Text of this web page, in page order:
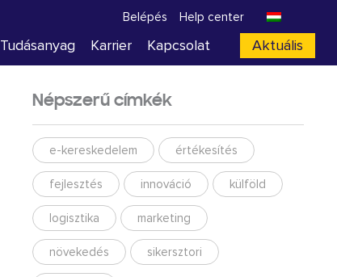
Belépés Help center
Tudásanyag Karrier Kapcsolat Aktuális
Népszerű címkék
e-kereskedelem értékesítés
fejlesztés innováció külföld
logisztika marketing
növekedés sikersztori